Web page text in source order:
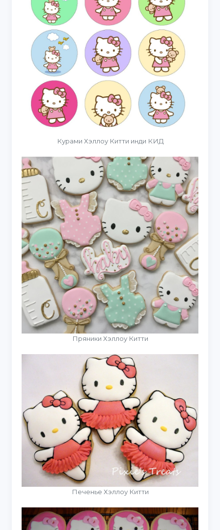
Курами Хэллоу Китти инди КИД
Пряники Хэллоу Китти
Печенье Хэллоу Китти